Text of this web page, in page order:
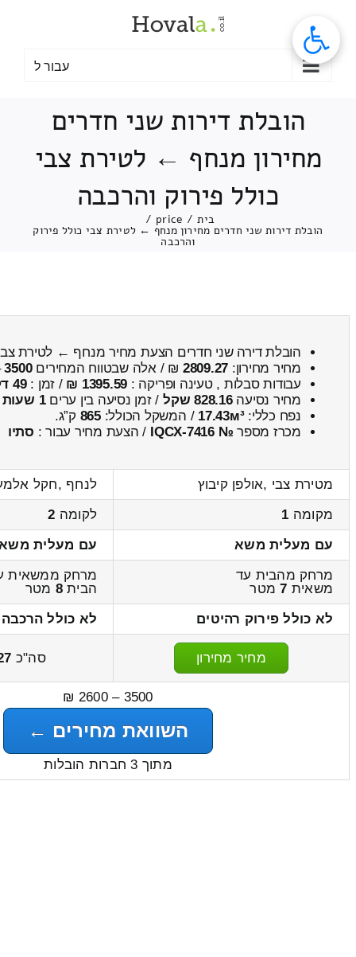
עבור ל
הובלת דירות שני חדרים
מחירון מנחף ← לטירת צבי
כולל פירוק והרכבה
בית /
price
/
הובלת דירות שני חדרים מחירון מנחף ← לטירת צבי כולל פירוק
והרכבה
הובלת דירה שני חדרים הצעת מחיר מנחף ← לטירת
מחיר מחירון: 2809.27 ₪ / אלה שבטווח המחירים3500
עבודות סבלות , טעינה ופריקה : 1395.59 ₪ / זמן :49 דקות 5 שניות
מחיר נסיעה828.16 שקל / זמן נסיעה בין ערים1 שעות , 22 דקות
נפח כללי:17.43м³ / המשקל הכולל:865 ק”ג.
מכרז מספר № IQCX-7416 / הצעת מחיר עבור : סתיו
מטירת צבי ,אולפן קיבוץ
לנחף ,חקל
מקומה 1 לקומה 2
עם מעלית משא
עם מעלית
מרחק מהבית עד
משאית 7מטר
מרחק ממשאית
הבית8 מטר
לא כולל פירוק רהיטים
לא כולל
מחיר מחירון סה"כ
3500 – 2600 ₪
השוואת מחירים ←
מתוך 3 חברות הובלות